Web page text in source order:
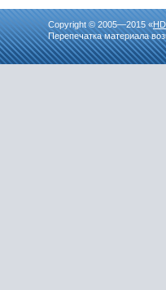
Copyright © 2005—2015 «
Перепечатка материала